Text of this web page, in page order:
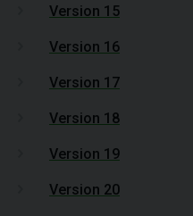
Version 15
Version 16
Version 17
Version 18
Version 19
Version 20